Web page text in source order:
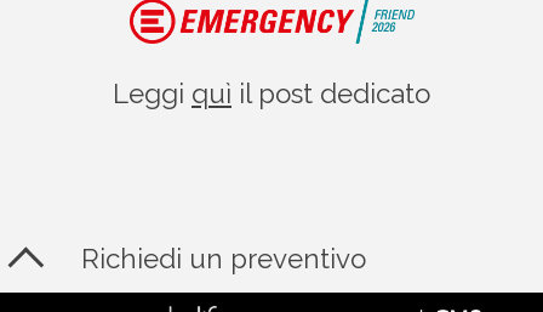
Leggi quì il post dedicato
Richiedi un preventivo